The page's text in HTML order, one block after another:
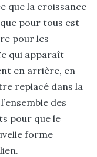
que la croissance
pour tous est
pour les
qui apparaît
en arrière, en
replacé dans la
des
pour que le
forme